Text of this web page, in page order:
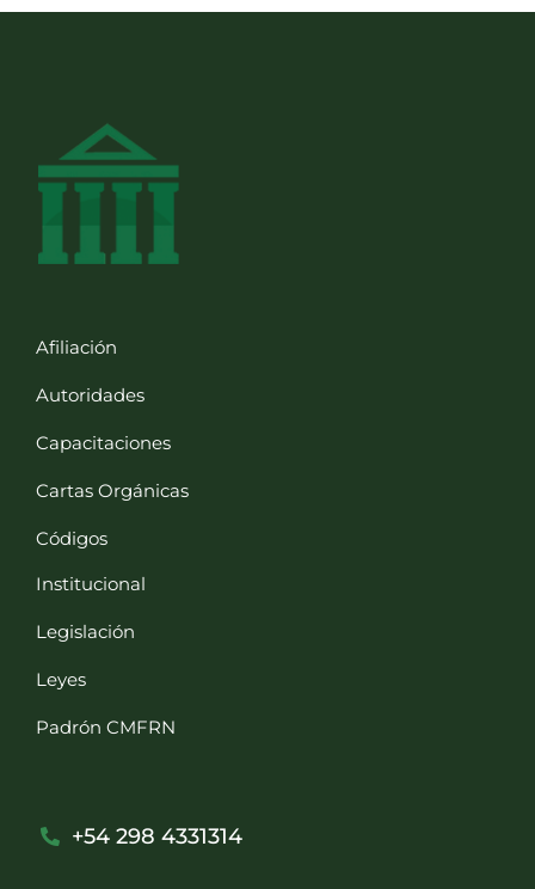
Afiliación
Autoridades
Capacitaciones
Cartas Orgánicas
Códigos
Institucional
Legislación
Leyes
Padrón CMFRN
+54 298 4331314